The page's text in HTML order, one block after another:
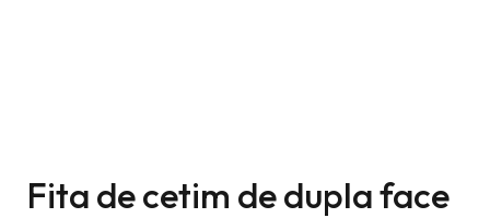
Fita de cetim de dupla face